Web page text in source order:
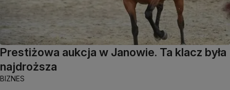
Prestiżowa aukcja w Janowie. Ta klacz była
najdroższa
BIZNES